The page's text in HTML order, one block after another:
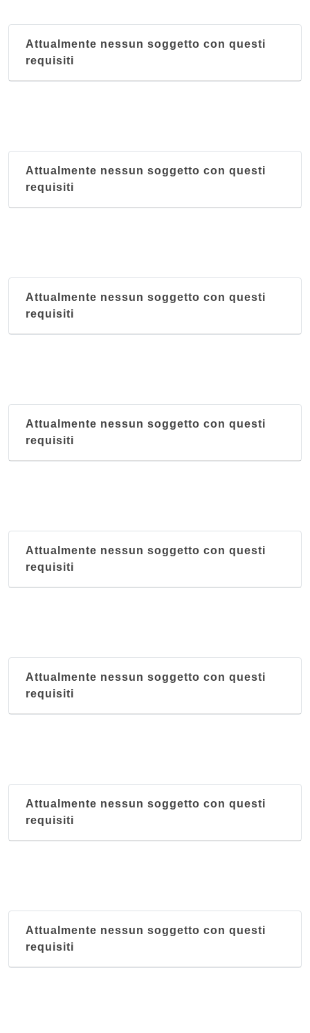
Attualmente nessun soggetto con questi
requisiti
Attualmente nessun soggetto con questi
requisiti
Attualmente nessun soggetto con questi
requisiti
Attualmente nessun soggetto con questi
requisiti
Attualmente nessun soggetto con questi
requisiti
Attualmente nessun soggetto con questi
requisiti
Attualmente nessun soggetto con questi
requisiti
Attualmente nessun soggetto con questi
requisiti